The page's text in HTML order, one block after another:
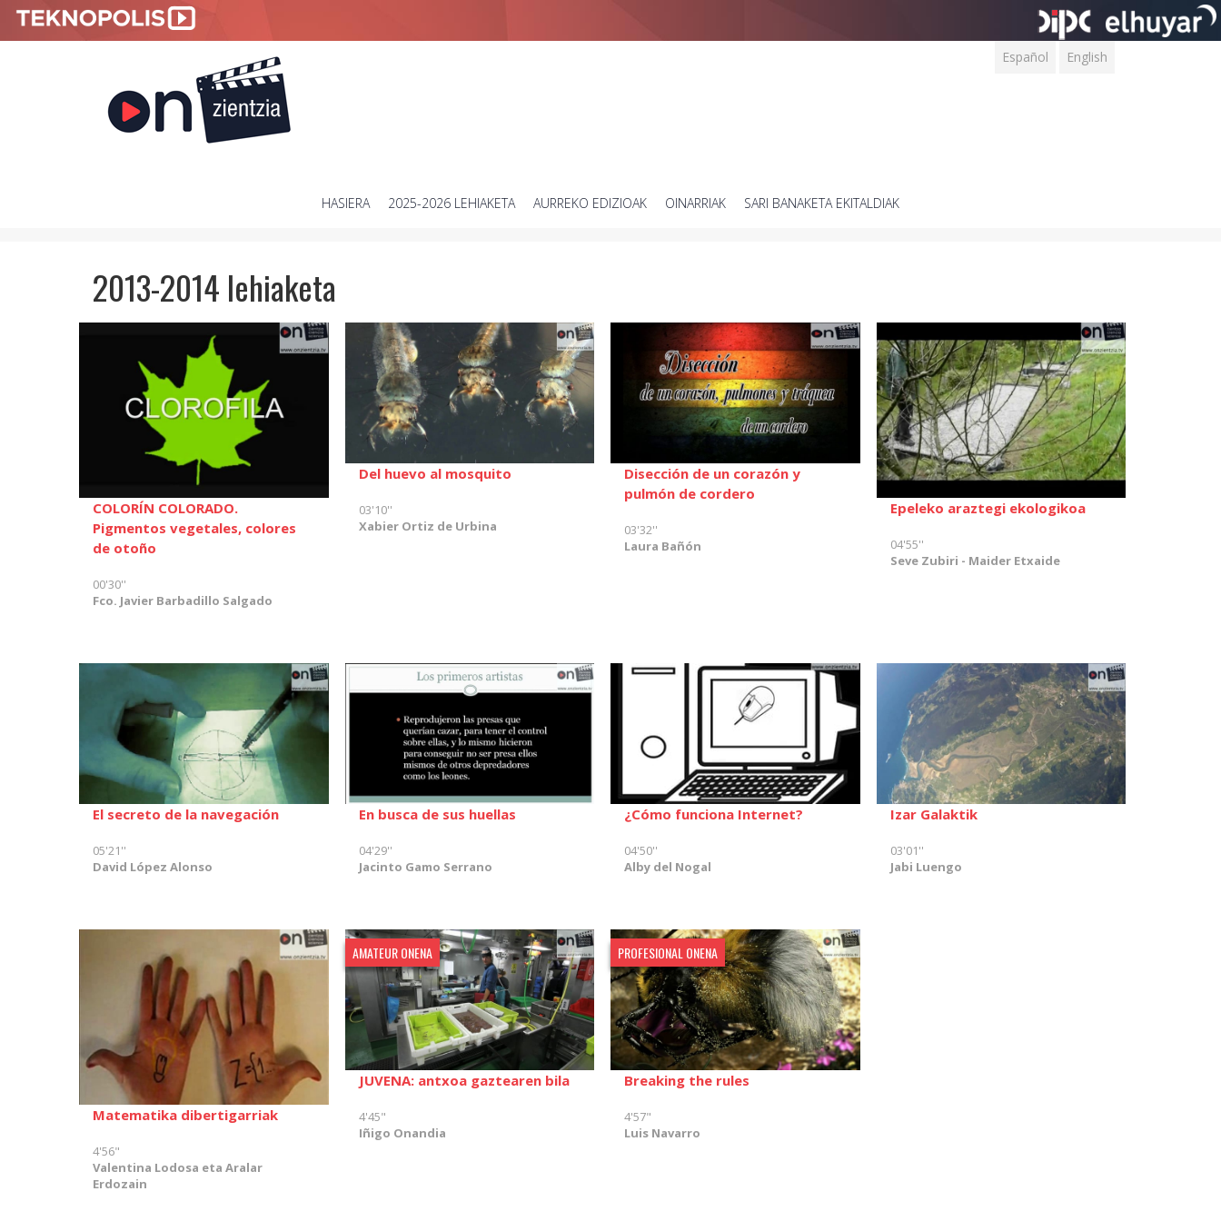
Español English
SKIP
HASIERA 2025-2026 LEHIAKETA AURREKO EDIZIOAK OINARRIAK SARI BANAKETA EKITALDIAK
2013-2014 lehiaketa
COLORÍN COLORADO.
Pigmentos vegetales, colores
de otoño
00'30''
Fco. Javier Barbadillo Salgado
Del huevo al mosquito
03'10''
Xabier Ortiz de Urbina
Disección de un corazón y
pulmón de cordero
03'32''
Laura Bañón
Epeleko araztegi ekologikoa
04'55''
Seve Zubiri - Maider Etxaide
El secreto de la navegación
05'21''
David López Alonso
En busca de sus huellas
04'29''
Jacinto Gamo Serrano
¿Cómo funciona Internet?
04'50''
Alby del Nogal
Izar Galaktik
03'01''
Jabi Luengo
Matematika dibertigarriak
4'56"
Valentina Lodosa eta Aralar
Erdozain
AMATEUR ONENA
JUVENA: antxoa gaztearen bila
4'45"
Iñigo Onandia
PROFESIONAL ONENA
Breaking the rules
4'57"
Luis Navarro